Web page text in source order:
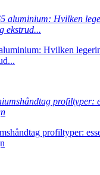
Hvilken
profiltyper: